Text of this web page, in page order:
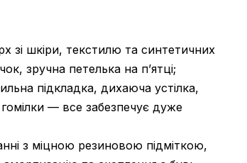
зі шкіри, текстилю та синтетичних
зручна петелька на п’ятці;
підкладка, дихаюча устілка,
— все забезпечує дуже
з міцною резиновою підміткою,